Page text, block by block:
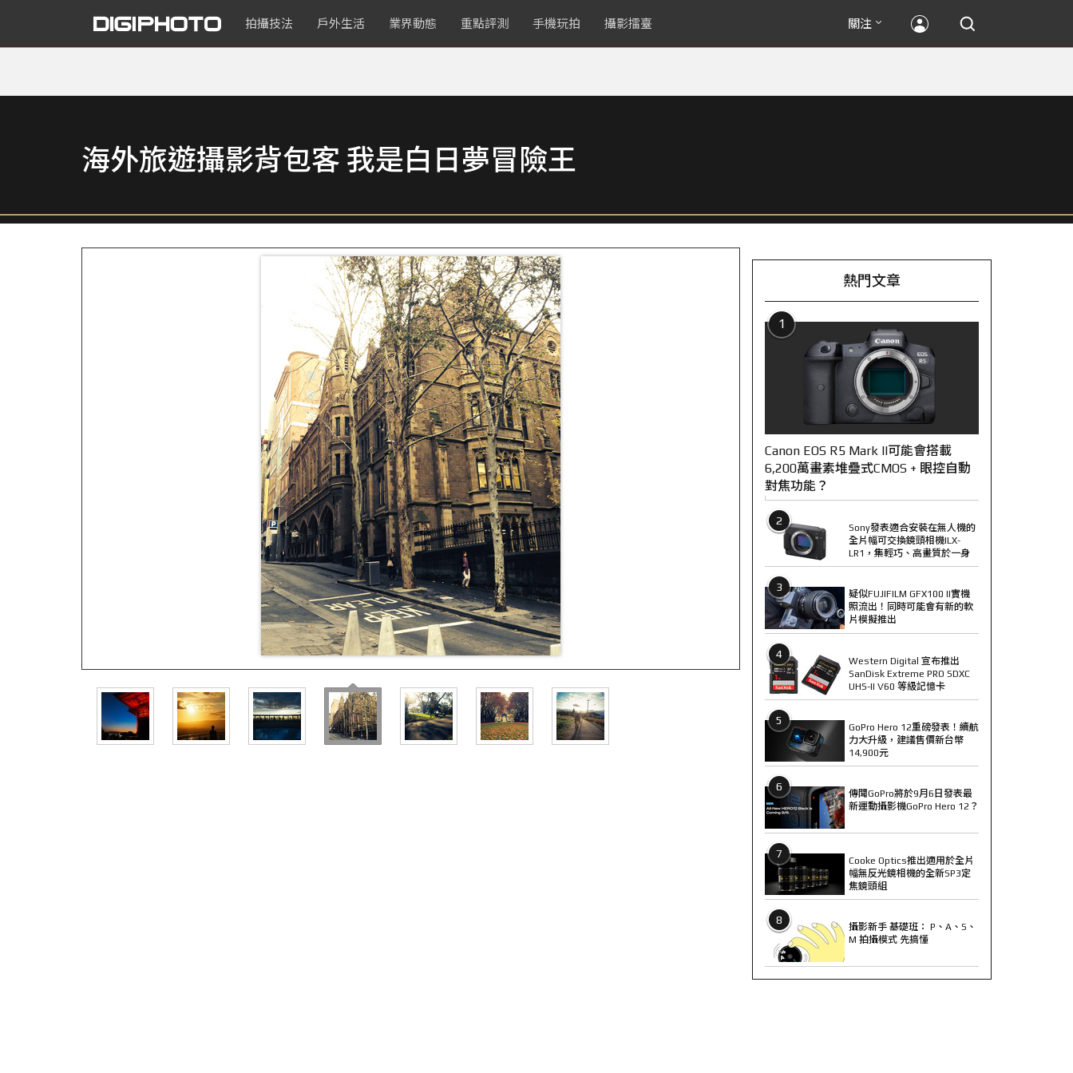
拍攝技法 戶外生活 業界動態 重點評測 手機玩拍 攝影擂臺 關注
海外旅遊攝影背包客 我是白日夢冒險王
熱門文章
1
Canon EOS R5 Mark II可能會搭載
6,200萬畫素堆疊式CMOS + 眼控自動
對焦功能？
2
Sony發表適合安裝在無人機的
全片幅可交換鏡頭相機ILX-
LR1，集輕巧、高畫質於一身
3
疑似FUJIFILM GFX100 II實機
照流出！同時可能會有新的軟
片模擬推出
4
Western Digital 宣布推出
SanDisk Extreme PRO SDXC
UHS-II V60 等級記憶卡
5
GoPro Hero 12重磅發表！續航
力大升級，建議售價新台幣
14,900元
6
傳聞GoPro將於9月6日發表最
新運動攝影機GoPro Hero 12？
7
Cooke Optics推出適用於全片
幅無反光鏡相機的全新SP3定
焦鏡頭組
8
攝影新手 基礎班： P、A、S、
M 拍攝模式 先搞懂